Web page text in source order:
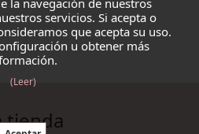
la navegación de nuestros
servicios. Si acepta o
que acepta su uso.
u obtener más
(Leer)
tienda